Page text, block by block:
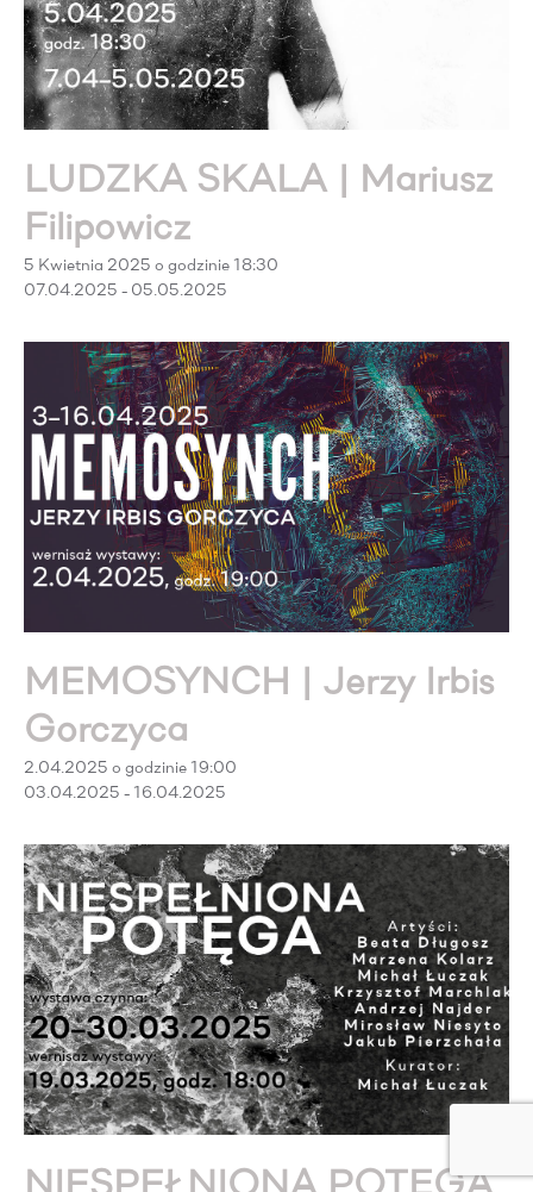
LUDZKA SKALA | Mariusz
Filipowicz
5 Kwietnia 2025 o godzinie 18:30
07.04.2025 - 05.05.2025
MEMOSYNCH | Jerzy Irbis
Gorczyca
2.04.2025 o godzinie 19:00
03.04.2025 - 16.04.2025